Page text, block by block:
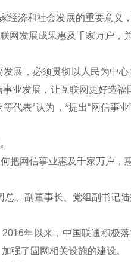
济和社会发展的重要意义
发展成果惠及千家万户，
，必须贯彻以人民为中心
业发展，让互联网更好造福
表*认为，*提出“网信事业
网信事业惠及千家万户，
副董事长、党组副书记陆
年以来，中国联通积极落
强了固网相关设施的建设。